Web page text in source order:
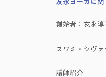
友永ヨーガに関
創始者：友永淳
スワミ・シヴァ
講師紹介